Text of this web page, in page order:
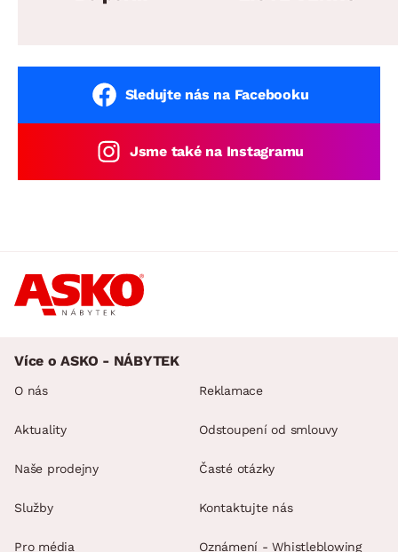
Sledujte nás na Facebooku
Jsme také na Instagramu
Více o ASKO - NÁBYTEK
O nás
Aktuality
Naše prodejny
Služby
Pro média
Reklamace
Odstoupení od smlouvy
Časté otázky
Kontaktujte nás
Oznámení - Whistleblowing